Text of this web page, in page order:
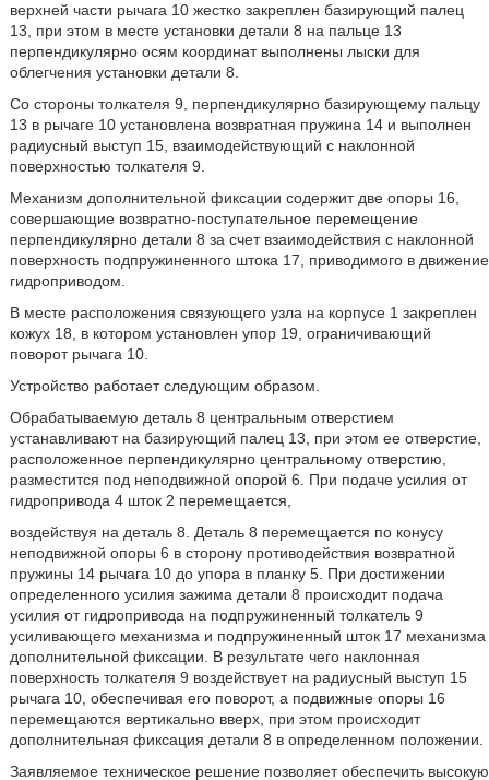
верхней части рычага 10 жестко закреплен базирующий палец
13, при этом в месте установки детали 8 на пальце 13
перпендикулярно осям координат выполнены лыски для
облегчения установки детали 8.
Со стороны толкателя 9, перпендикулярно базирующему пальцу
13 в рычаге 10 установлена возвратная пружина 14 и выполнен
радиусный выступ 15, взаимодействующий с наклонной
поверхностью толкателя 9.
Механизм дополнительной фиксации содержит две опоры 16,
совершающие возвратно-поступательное перемещение
перпендикулярно детали 8 за счет взаимодействия с наклонной
поверхность подпружиненного штока 17, приводимого в движение
гидроприводом.
В месте расположения связующего узла на корпусе 1 закреплен
кожух 18, в котором установлен упор 19, ограничивающий
поворот рычага 10.
Устройство работает следующим образом.
Обрабатываемую деталь 8 центральным отверстием
устанавливают на базирующий палец 13, при этом ее отверстие,
расположенное перпендикулярно центральному отверстию,
разместится под неподвижной опорой 6. При подаче усилия от
гидропривода 4 шток 2 перемещается,
воздействуя на деталь 8. Деталь 8 перемещается по конусу
неподвижной опоры 6 в сторону противодействия возвратной
пружины 14 рычага 10 до упора в планку 5. При достижении
определенного усилия зажима детали 8 происходит подача
усилия от гидропривода на подпружиненный толкатель 9
усиливающего механизма и подпружиненный шток 17 механизма
дополнительной фиксации. В результате чего наклонная
поверхность толкателя 9 воздействует на радиусный выступ 15
рычага 10, обеспечивая его поворот, а подвижные опоры 16
перемещаются вертикально вверх, при этом происходит
дополнительная фиксация детали 8 в определенном положении.
Заявляемое техническое решение позволяет обеспечить высокую